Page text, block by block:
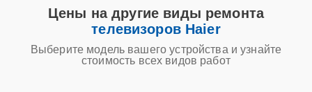
Цены на другие виды ремонта
телевизоров Haier
Выберите модель вашего устройства и узнайте
стоимость всех видов работ